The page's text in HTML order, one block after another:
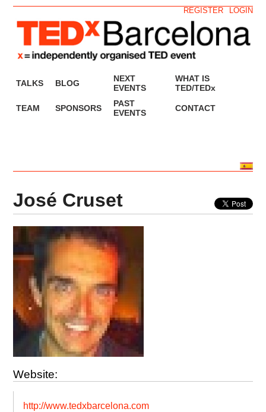
LOGIN
REGISTER
TALKS BLOG
NEXT
EVENTS
WHAT IS
TED/TEDx
TEAM SPONSORS
PAST
EVENTS
CONTACT
José Cruset
Website:
http://www.tedxbarcelona.com